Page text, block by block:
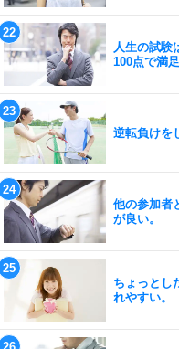
人生の試験
100点で満
逆転負けを
他の参加者
が良い。
ちょっとし
れやすい。